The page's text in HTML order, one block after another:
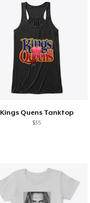
Kings Quens Tanktop
$35